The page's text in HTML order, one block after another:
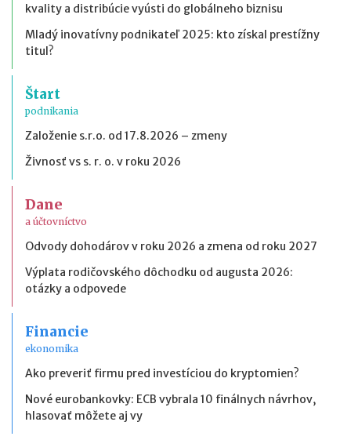
kvality a distribúcie vyústi do globálneho biznisu
Mladý inovatívny podnikateľ 2025: kto získal prestížny
titul?
Štart
podnikania
Založenie s.r.o. od 17.8.2026 – zmeny
Živnosť vs s. r. o. v roku 2026
Dane
a účtovníctvo
Odvody dohodárov v roku 2026 a zmena od roku 2027
Výplata rodičovského dôchodku od augusta 2026:
otázky a odpovede
Financie
ekonomika
Ako preveriť firmu pred investíciou do kryptomien?
Nové eurobankovky: ECB vybrala 10 finálnych návrhov,
hlasovať môžete aj vy